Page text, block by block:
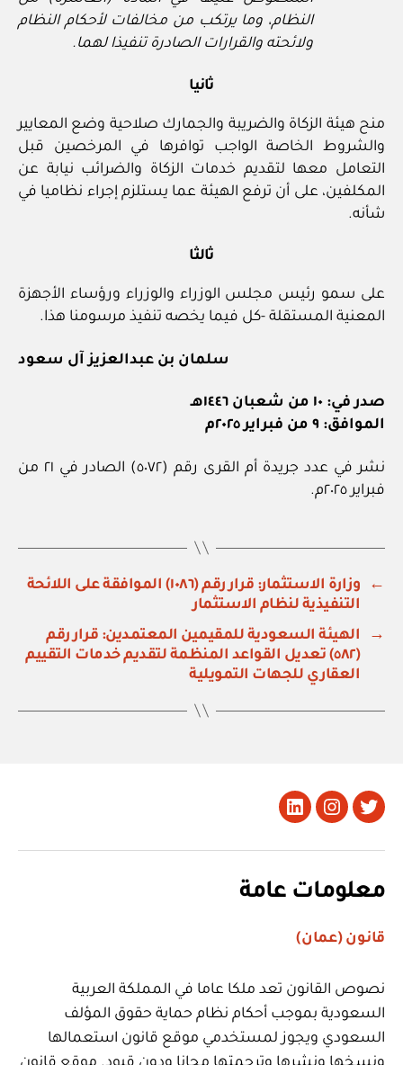
النظام، وما يرتكب من مخالفات لأحكام النظام
ولائحته والقرارات الصادرة تنفيذا لهما.
ثانيا
منح هيئة الزكاة والضريبة والجمارك صلاحية وضع المعايير
والشروط الخاصة الواجب توافرها في المرخصين قبل
التعامل معها لتقديم خدمات الزكاة والضرائب نيابة عن
المكلفين، على أن ترفع الهيئة عما يستلزم إجراء نظاميا في
شأنه.
ثالثا
على سمو رئيس مجلس الوزراء والوزراء ورؤساء الأجهزة
المعنية المستقلة ‏-كل فيما يخصه تنفيذ مرسومنا هذا.
سلمان بن عبدالعزيز آل سعود
صدر في: ١٠ من شعبان ١٤٤٦هـ
الموافق: ٩ من فبراير ٢٠٢٥م
نشر في عدد جريدة أم القرى رقم (٥٠٧٢) الصادر في ٢١ من
فبراير ٢٠٢٥م.
←
وزارة الاستثمار: قرار رقم (١٠٨٦) الموافقة على اللائحة
التنفيذية لنظام الاستثمار
→
الهيئة السعودية للمقيمين المعتمدين: قرار رقم
(٥٨٢) تعديل القواعد المنظمة لتقديم خدمات التقييم
العقاري للجهات التمويلية
تويتر Instagram
LinkedIn
معلومات عامة
قانون (عمان)
نصوص القانون تعد ملكا عاما في المملكة العربية
السعودية بموجب أحكام نظام حماية حقوق المؤلف
السعودي ويجوز لمستخدمي موقع قانون استعمالها